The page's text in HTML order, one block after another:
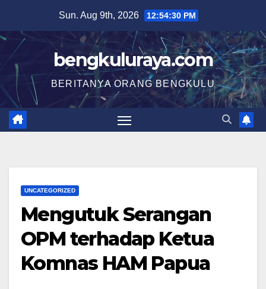
content
Sun. Aug 9th, 2026 12:54:31 PM
bengkuluraya.com
BERITANYA ORANG BENGKULU
UNCATEGORIZED
Mengutuk Serangan
OPM terhadap Ketua
Komnas HAM Papua